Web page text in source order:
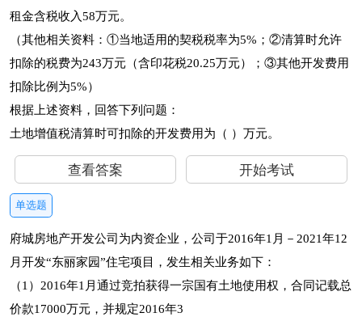
租金含税收入58万元。
（其他相关资料：①当地适用的契税税率为5%；②清算时允许
扣除的税费为243万元（含印花税20.25万元）；③其他开发费用
扣除比例为5%）
根据上述资料，回答下列问题：
土地增值税清算时可扣除的开发费用为（ ）万元。
查看答案 开始考试
单选题
府城房地产开发公司为内资企业，公司于2016年1月－2021年12
月开发“东丽家园”住宅项目，发生相关业务如下：
（1）2016年1月通过竞拍获得一宗国有土地使用权，合同记载总
价款17000万元，并规定2016年3